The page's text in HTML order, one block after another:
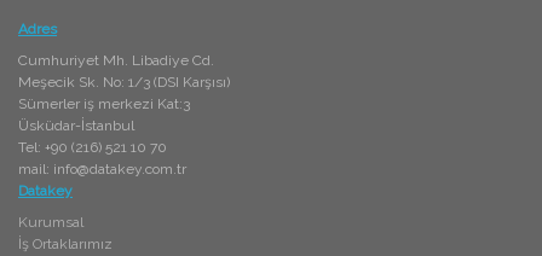
Adres
Cumhuriyet Mh. Libadiye Cd.
Meşecik Sk. No: 1/3 (DSI Karşısı)
Sümerler iş merkezi Kat:3
Üsküdar-İstanbul
Tel: +90 (216) 521 10 70
mail: info@datakey.com.tr
Datakey
Kurumsal
İş Ortaklarımız